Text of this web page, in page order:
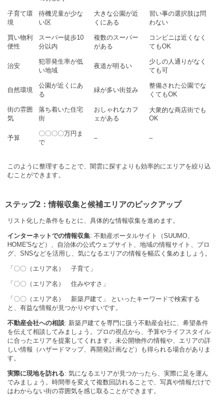
子育て環
境
待機児童が少な
い区
大きな公園が近
くにある
習い事の選択肢は問
わない
買い物利
便性
スーパー徒歩10
分以内
複数のスーパー
がある
コンビニは近くなく
てもOK
治安
犯罪発生率が低
い地域
夜道が明るい
少しの人通りがなく
ても可
自然環境
公園が近くにあ
る
緑が多い街並み
整備された公園でな
くてもOK
街の雰囲
気
落ち着いた住宅
街
おしゃれなカフ
ェがある
大衆的な商店街でも
OK
予算
〇〇〇〇万円ま
で
– –
このように整理することで、闇雲に探すよりも効率的にエリアを絞り込
むことができます。
ステップ2：情報収集と候補エリアのピックアップ
リスト化した条件をもとに、具体的な情報収集を進めます。
インターネットでの情報収集: 不動産ポータルサイト（SUUMO、
HOME'Sなど）、自治体の公式ウェブサイト、地域の情報サイト、ブロ
グ、SNSなどを活用し、気になるエリアの情報を幅広く集めましょう。
「〇〇（エリア名） 子育て」
「〇〇（エリア名） 住みやすさ」
「〇〇（エリア名） 新築戸建て」 といったキーワードで検索する
と、有益な情報が見つかりやすいです。
不動産会社への相談: 新築戸建てを専門に扱う不動産会社に、希望条件
を伝えて相談してみましょう。プロの視点から、予算やライフスタイル
に合ったエリアを提案してくれます。未公開物件の情報や、エリアの詳
しい情報（ハザードマップ、再開発計画など）も得られる場合がありま
す。
実際に現地を訪れる: 気になるエリアが見つかったら、実際に足を運ん
でみましょう。時間帯を変えて複数回訪れることで、写真や情報だけで
はわからない街の雰囲気を感じ取ることができます。